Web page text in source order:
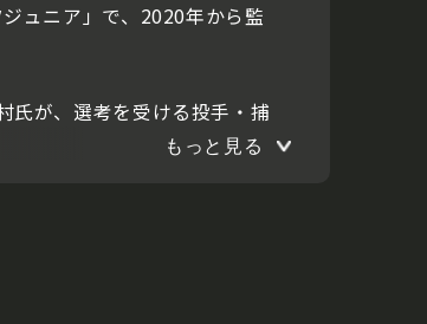
ュニア」で、2020年から監
氏が、選考を受ける投手・捕
もっと見る